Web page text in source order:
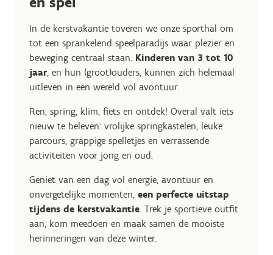
In de kerstvakantie toveren we onze sporthal om
tot een sprankelend speelparadijs waar plezier en
beweging centraal staan. Kinderen van 3 tot 10
jaar, en hun (groot)ouders, kunnen zich helemaal
uitleven in een wereld vol avontuur.
Ren, spring, klim, fiets en ontdek! Overal valt iets
nieuw te beleven: vrolijke springkastelen, leuke
parcours, grappige spelletjes en verrassende
activiteiten voor jong en oud.
Geniet van een dag vol energie, avontuur en
onvergetelijke momenten, een perfecte uitstap
tijdens de kerstvakantie . Trek je sportieve outfit
aan, kom meedoen en maak samen de mooiste
herinneringen van deze winter.